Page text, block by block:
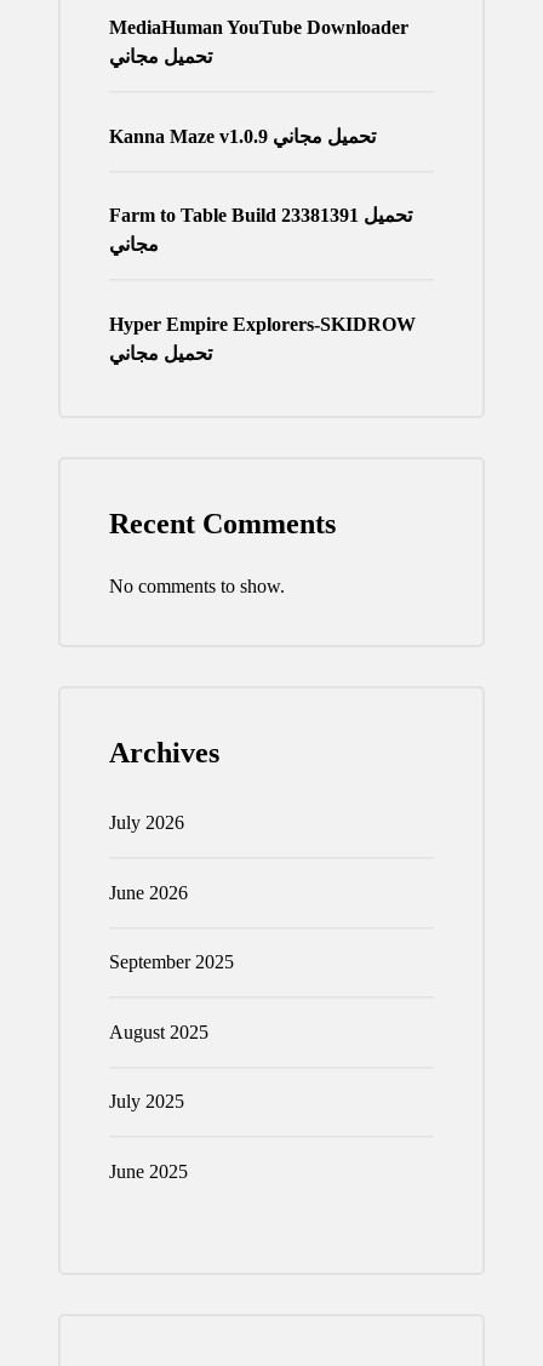
MediaHuman YouTube Downloader
تحميل مجاني
Kanna Maze v1.0.9 تحميل مجاني
Farm to Table Build 23381391 تحميل
مجاني
Hyper Empire Explorers-SKIDROW
تحميل مجاني
Recent Comments
No comments to show.
Archives
July 2026
June 2026
September 2025
August 2025
July 2025
June 2025